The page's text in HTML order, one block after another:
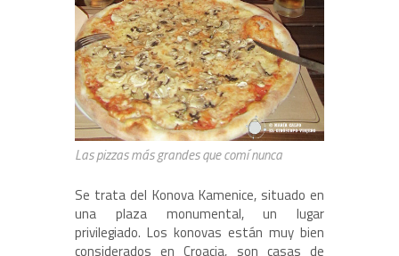
Las pizzas más grandes que comí nunca
Se trata del Konova Kamenice, situado en
una plaza monumental, un lugar
privilegiado. Los konovas están muy bien
considerados en Croacia, son casas de